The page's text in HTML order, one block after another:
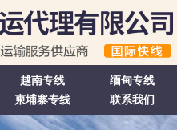
越南专线
缅甸专线
柬埔寨专线 联系我们